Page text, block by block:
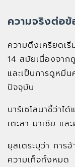
ความจริงต่อ
ความตึงเครียดเ
14 สมัยเนื่องจาก
และเป็นการดูหมิ่
ปัจจุบัน
บาร์เซโลนาชี้ว่า
เตะลา มาเซีย แล
ยุสเตระบุว่า การ
ความเท็จทั้งหมด